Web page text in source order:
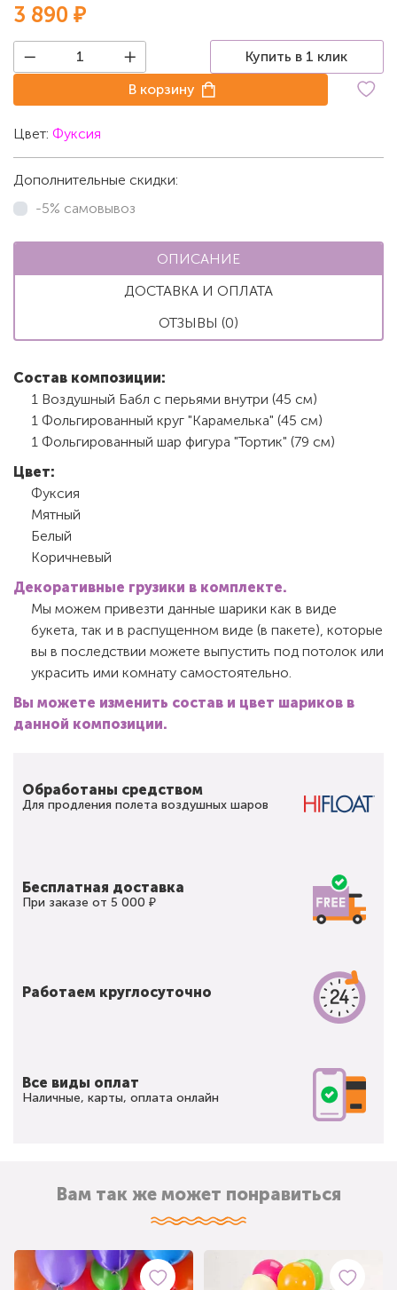
3 890 ₽
Купить в 1 клик
В корзину
Цвет: Фуксия
Дополнительные скидки:
-5% самовывоз
ОПИСАНИЕ
ДОСТАВКА И ОПЛАТА
ОТЗЫВЫ (0)
Состав композиции:
1 Воздушный Бабл с перьями внутри (45 см)
1 Фольгированный круг "Карамелька" (45 см)
1 Фольгированный шар фигура "Тортик" (79 см)
Цвет:
Фуксия
Мятный
Белый
Коричневый
Декоративные грузики в комплекте.
Мы можем привезти данные шарики как в виде
букета, так и в распущенном виде (в пакете), которые
вы в последствии можете выпустить под потолок или
украсить ими комнату самостоятельно.
Вы можете изменить состав и цвет шариков в
данной композиции.
Обработаны средством
Для продления полета воздушных шаров
Бесплатная доставка
При заказе от 5 000 ₽
Работаем круглосуточно
Все виды оплат
Наличные, карты, оплата онлайн
Вам так же может понравиться